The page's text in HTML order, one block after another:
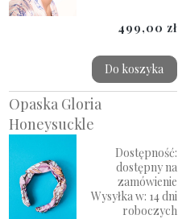
499,00 zł
Do koszyka
Opaska Gloria
Honeysuckle
Dostępność:
dostępny na
zamówienie
Wysyłka w: 14 dni
roboczych